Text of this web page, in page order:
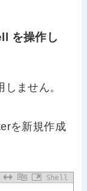
を操作し
ません。
を新規作成
Shell